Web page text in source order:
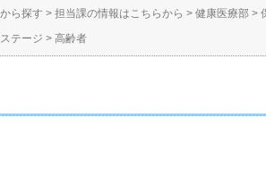
ら探す > 担当課の情報はこちらから > 健康医療部 >
テージ > 高齢者